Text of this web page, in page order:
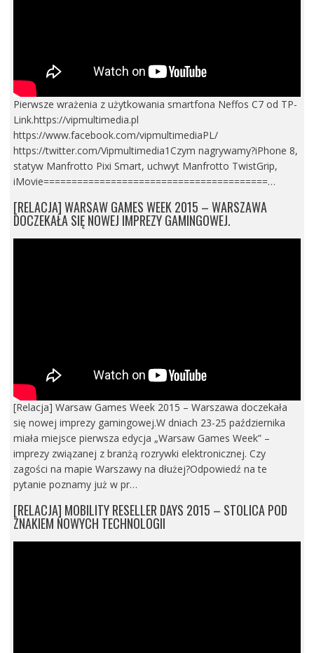
Pierwsze wrażenia z użytkowania smartfona Neffos C7 od TP-
Link.https://vipmultimedia.pl
https://www.facebook.com/vipmultimediaPL/
https://twitter.com/Vipmultimedia1Czym nagrywamy?iPhone 8,
statyw Manfrotto Pixi Smart, uchwyt Manfrotto TwistGrip,
iMovie========================================…
[RELACJA] WARSAW GAMES WEEK 2015 – WARSZAWA
DOCZEKAŁA SIĘ NOWEJ IMPREZY GAMINGOWEJ.
[Relacja] Warsaw Games Week 2015 – Warszawa doczekała
się nowej imprezy gamingowej.W dniach 23-25 października
miała miejsce pierwsza edycja „Warsaw Games Week” –
imprezy związanej z branżą rozrywki elektronicznej. Czy
zagości na mapie Warszawy na dłużej?Odpowiedź na te
pytanie poznamy już w pr…
[RELACJA] MOBILITY RESELLER DAYS 2015 – STOLICA POD
ZNAKIEM NOWYCH TECHNOLOGII